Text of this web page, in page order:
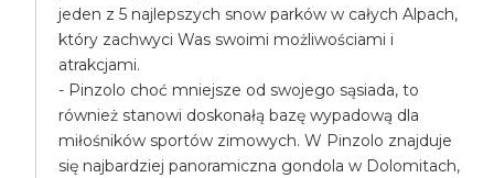
jeden z 5 najlepszych snow parków w całych Alpach,
który zachwyci Was swoimi możliwościami i
atrakcjami.
- Pinzolo choć mniejsze od swojego sąsiada, to
również stanowi doskonałą bazę wypadową dla
miłośników sportów zimowych. W Pinzolo znajduje
się najbardziej panoramiczna gondola w Dolomitach,